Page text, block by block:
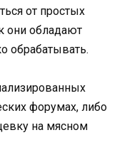
от простых
они обладают
обрабатывать.
форумах, либо
на мясном